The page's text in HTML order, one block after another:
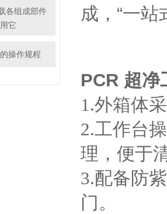
各组成部件
它
操作规程
成，“一
PCR 超净
1.外箱体采
2.工作台
理，便于清
3.配备防
门。